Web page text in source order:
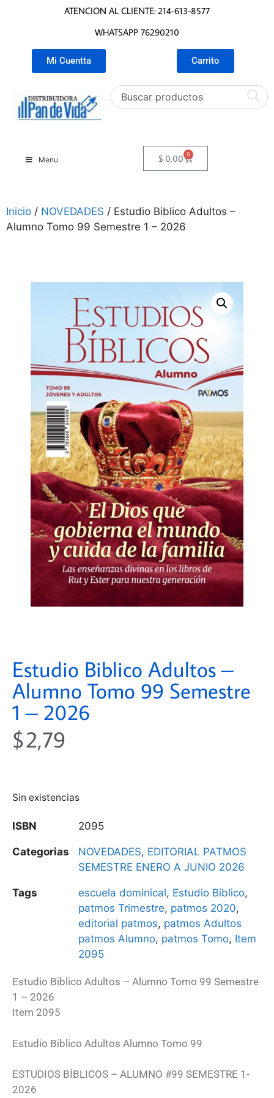
ATENCION AL CLIENTE: 214-613-8577
WHATSAPP 76290210
Mi Cuentta Carrito
Menu $ 0,00 0
Inicio / NOVEDADES / Estudio Biblico Adultos –
Alumno Tomo 99 Semestre 1 – 2026
Estudio Biblico Adultos –
Alumno Tomo 99 Semestre
1 – 2026
$2,79
Sin existencias
ISBN 2095
Categorias NOVEDADES, EDITORIAL PATMOS
SEMESTRE ENERO A JUNIO 2026
Tags escuela dominical, Estudio Biblico,
patmos Trimestre, patmos 2020,
editorial patmos, patmos Adultos
patmos Alumno, patmos Tomo, Item
2095
Estudio Biblico Adultos – Alumno Tomo 99 Semestre
1 – 2026
Item 2095
Estudio Biblico Adultos Alumno Tomo 99
ESTUDIOS BÍBLICOS – ALUMNO #99 SEMESTRE 1-
2026